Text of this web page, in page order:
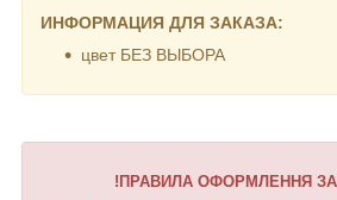
ИНФОРМАЦИЯ ДЛЯ ЗАКАЗА:
цвет БЕЗ ВЫБОРА
!ПРАВИЛА ОФОРМЛЕННЯ